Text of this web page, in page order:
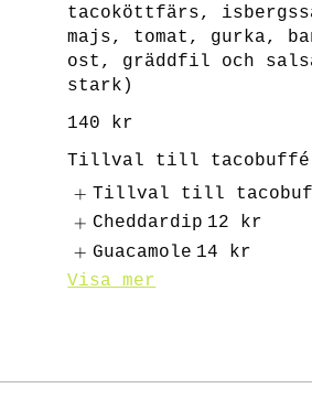
tacoköttfärs,
majs, tomat, gurka,
ost, gräddfil och
stark)
140 kr
Tillval till tacobuffé
Tillval till
Cheddardip 12 kr
Guacamole 14 kr
Visa mer